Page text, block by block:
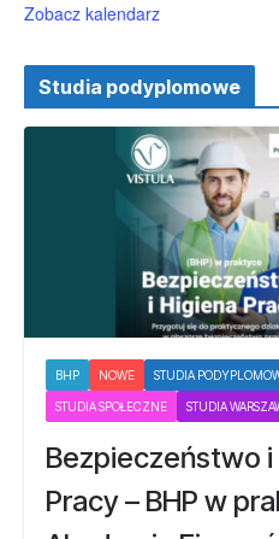
Zobacz kalendarz
Studia podyplomowe
BHP NOWE STUDIA
STUDIA SPOŁECZNE STUDIA
Bezpieczeństwo i
Pracy – BHP w